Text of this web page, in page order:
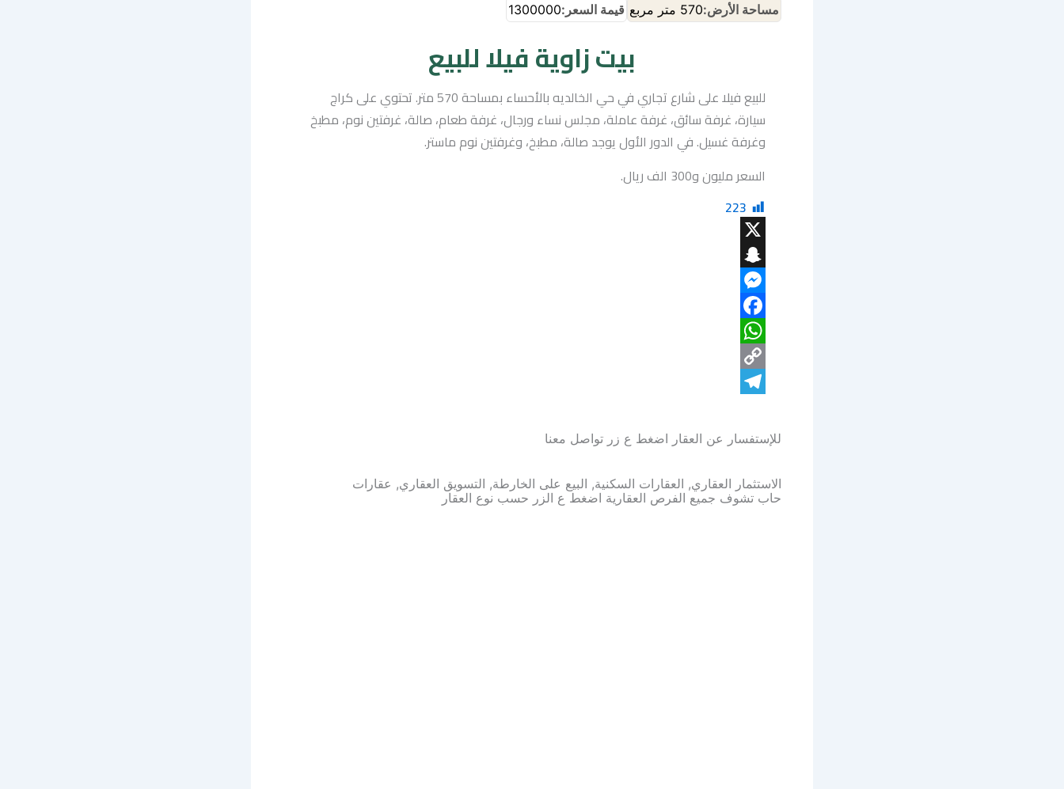
مساحة الأرض:570 متر مربع قيمة السعر:1300000
بيت زاوية فيلا للبيع
للبيع فيلا على شارع تجاري في حي الخالديه بالأحساء بمساحة 570 متر. تحتوي على كراج
سيارة، غرفة سائق، غرفة عاملة، مجلس نساء ورجال، غرفة طعام، صالة، غرفتين نوم، مطبخ
وغرفة غسيل. في الدور الأول يوجد صالة، مطبخ، وغرفتين نوم ماستر.
السعر مليون و300 الف ريال.
223
X
Snapchat
Messenger
Facebook
WhatsApp
Copy
للإستفسار عن العقار اضغط ع زر تواصل معنا
الاستثمار العقاري, العقارات السكنية, البيع على الخارطة, التسويق العقاري, عقارات
حاب تشوف جميع الفرص العقارية اضغط ع الزر حسب نوع العقار